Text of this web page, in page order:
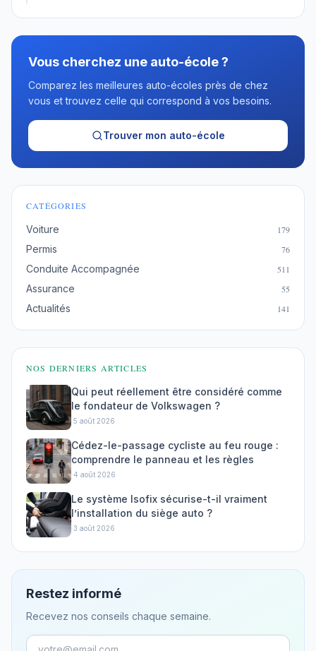
Vous cherchez une auto-école ?
Comparez les meilleures auto-écoles près de chez
vous et trouvez celle qui correspond à vos besoins.
Trouver mon auto-école
CATÉGORIES
Voiture 179
Permis 76
Conduite Accompagnée 511
Assurance 55
Actualités 141
NOS DERNIERS ARTICLES
Qui peut réellement être considéré comme
le fondateur de Volkswagen ?
·5 août 2026
Cédez-le-passage cycliste au feu rouge :
comprendre le panneau et les règles
·4 août 2026
Le système Isofix sécurise-t-il vraiment
l’installation du siège auto ?
·3 août 2026
Restez informé
Recevez nos conseils chaque semaine.